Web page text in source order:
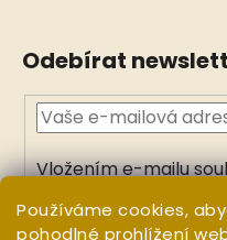
Používáme cookies,
pohodlné prohlížení
Odebírat
Vložením e-mailu
PŘIHLÁSIT